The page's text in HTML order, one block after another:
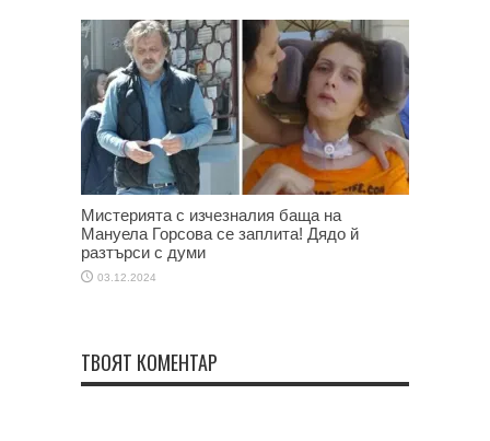
Мистерията с изчезналия баща на
Мануела Горсова се заплита! Дядо й
разтърси с думи
03.12.2024
ТВОЯТ КОМЕНТАР